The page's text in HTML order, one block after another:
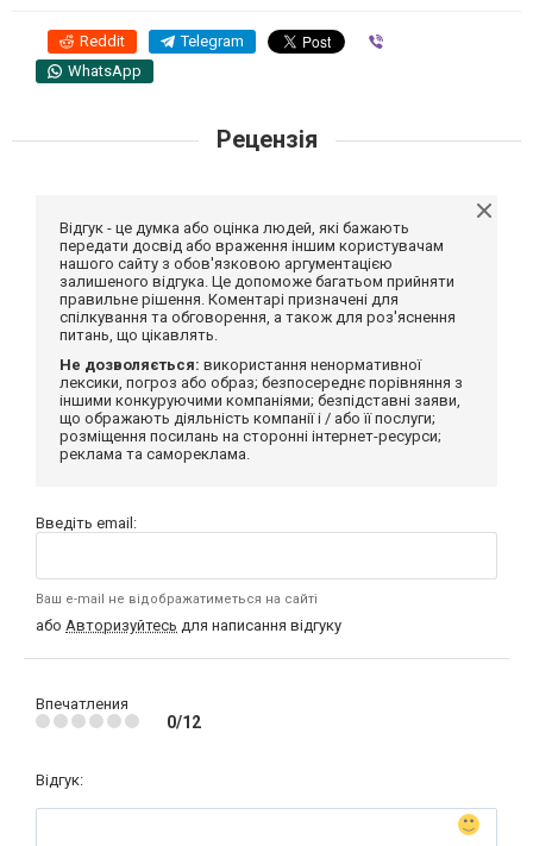
Reddit Telegram
WhatsApp
Рецензія
Відгук - це думка або оцінка людей, які бажають
передати досвід або враження іншим користувачам
нашого сайту з обов'язковою аргументацією
залишеного відгука. Це допоможе багатьом прийняти
правильне рішення. Коментарі призначені для
спілкування та обговорення, а також для роз'яснення
питань, що цікавлять.
Не дозволяється: використання ненормативної
лексики, погроз або образ; безпосереднє порівняння з
іншими конкуруючими компаніями; безпідставні заяви,
що ображають діяльність компанії і / або її послуги;
розміщення посилань на сторонні інтернет-ресурси;
реклама та самореклама.
Введіть email:
Ваш e-mail не відображатиметься на сайті
або Авторизуйтесь для написання відгуку
Впечатления
0/12
Відгук: